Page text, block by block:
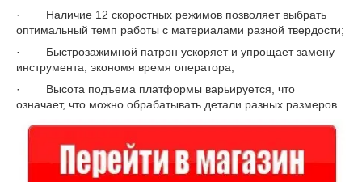
· Наличие 12 скоростных режимов позволяет выбрать
оптимальный темп работы с материалами разной твердости;
· Быстрозажимной патрон ускоряет и упрощает замену
инструмента, экономя время оператора;
· Высота подъема платформы варьируется, что
означает, что можно обрабатывать детали разных размеров.